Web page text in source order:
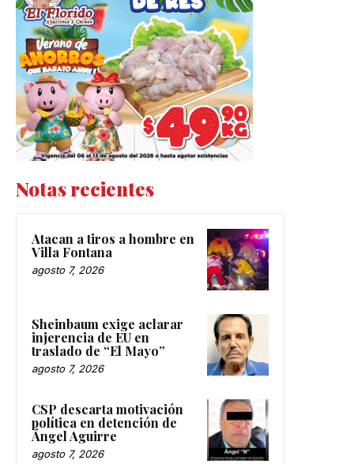
Notas recientes
Atacan a tiros a hombre en
Villa Fontana
agosto 7, 2026
Sheinbaum exige aclarar
injerencia de EU en
traslado de “El Mayo”
agosto 7, 2026
CSP descarta motivación
política en detención de
Ángel Aguirre
agosto 7, 2026